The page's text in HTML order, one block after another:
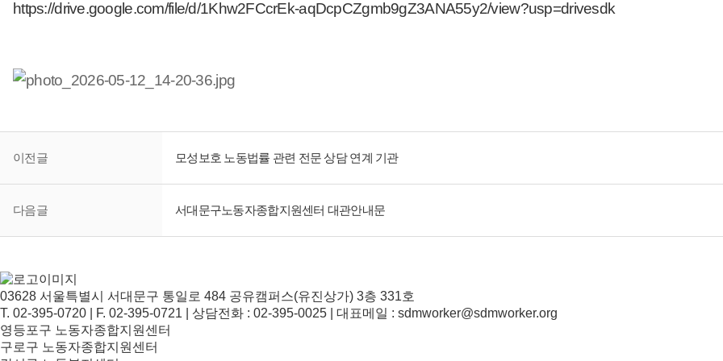
https://drive.google.com/file/d/1Khw2FCcrEk-aqDcpCZgmb9gZ3ANA55y2/view?usp=drivesdk
이전글 모성보호 노동법률 관련 전문 상담 연계 기관
다음글 서대문구노동자종합지원센터 대관안내문
03628 서울특별시 서대문구 통일로 484 공유캠퍼스(유진상가) 3층 331호
T. 02-395-0720 | F. 02-395-0721 | 상담전화 : 02-395-0025 | 대표메일 : sdmworker@sdmworker.org
영등포구 노동자종합지원센터
구로구 노동자종합지원센터